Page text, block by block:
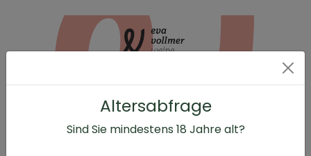
Altersabfrage
Sind Sie mindestens 18 Jahre alt?